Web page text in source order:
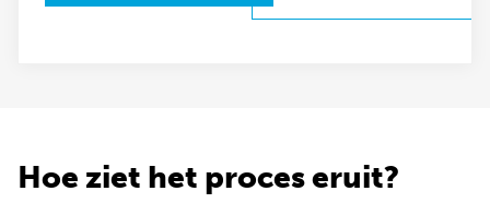
Hoe ziet het proces eruit?